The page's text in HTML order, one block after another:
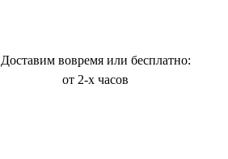
Доставим вовремя или бесплатно:
от 2-х часов